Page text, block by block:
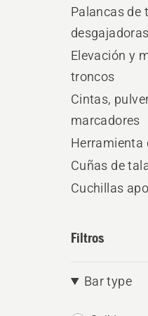
Palancas de
desgajadoras
Elevación y
troncos
Cintas,
marcadores
Herramienta
Cuñas de
Cuchillas
Filtros
Bar type